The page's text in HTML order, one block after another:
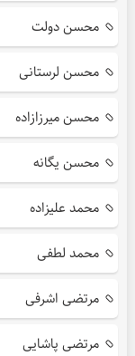
محسن دولت
محسن لرستانی
محسن میرزازاده
محسن یگانه
محمد علیزاده
محمد لطفی
مرتضی اشرفی
مرتضی پاشایی